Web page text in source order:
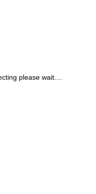
please wait....